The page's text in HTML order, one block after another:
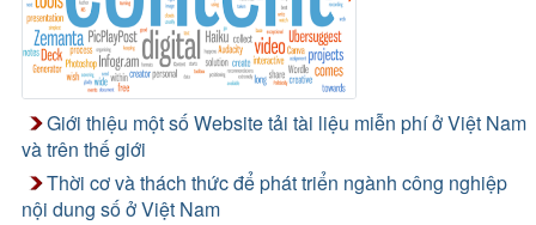
Giới thiệu một số Website tải tài liệu miễn phí ở Việt Nam
và trên thế giới
Thời cơ và thách thức để phát triển ngành công nghiệp
nội dung số ở Việt Nam